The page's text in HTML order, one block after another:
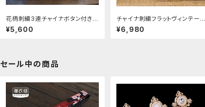
花柄刺繍3連チャイナボタン付きシ
ューズ
¥5,600
チャイナ刺繍フラットヴィンテージ
ブーツ
¥6,980
セール中の商品